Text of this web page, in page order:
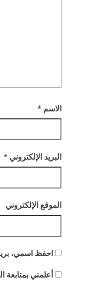
الاسم *
البريد الإلكتروني *
الموقع الإلكتروني
احفظ اسمي،
أعلمني بمتابعة